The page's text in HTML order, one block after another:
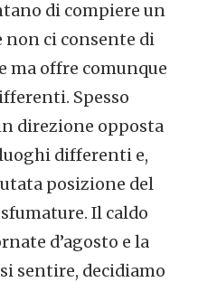
di compiere un
non ci consente di
ma offre comunque
Spesso
direzione opposta
differenti e,
posizione del
Il caldo
d’agosto e la
sentire, decidiamo